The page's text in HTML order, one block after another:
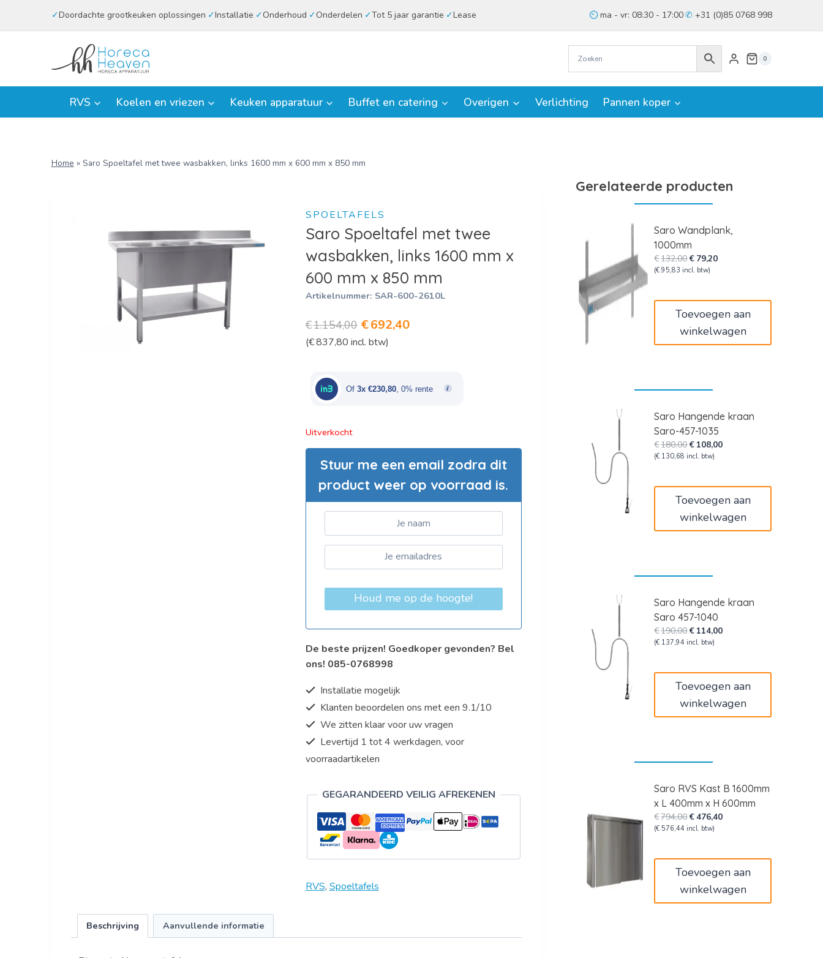
Doordachte grootkeuken oplossingen Installatie Onderhoud Onderdelen Tot 5 jaar garantie Lease ma - vr: 08:30 - 17:00 +31 (0)85 0768 998
0
RVS Koelen en vriezen Keuken apparatuur Buffet en catering Overigen Verlichting Pannen koper
Home » Saro Spoeltafel met twee wasbakken, links 1600 mm x 600 mm x 850 mm
SPOELTAFELS
Saro Spoeltafel met twee
wasbakken, links 1600 mm x
600 mm x 850 mm
Artikelnummer: SAR-600-2610L
€1.154,00 Oorspronkelijke
prijs
€1.154,00.
€692,40Huidige
€692,40.
(€837,80 incl. btw)
Of 3x €230,80, 0% rente
Uitverkocht
Stuur me een email zodra dit
product weer op voorraad is.
Houd me op de hoogte!
De beste prijzen! Goedkoper gevonden? Bel
ons! 085-0768998
Installatie mogelijk
Klanten beoordelen ons met een 9.1/10
We zitten klaar voor uw vragen
Levertijd 1 tot 4 werkdagen, voor
voorraadartikelen
GEGARANDEERD VEILIG AFREKENEN
RVS, Spoeltafels
Beschrijving Aanvullende informatie
Gerelateerde producten
Saro Wandplank,
1000mm
€132,00Oorspronkelijke
prijs
€ 79,20Huidige
(€ 95,83 incl. btw)
Toevoegen aan
winkelwagen
Saro Hangende kraan
Saro-457-1035
€180,00Oorspronkelijke
prijs
€ 108,00Huidige
(€ 130,68 incl. btw)
Toevoegen aan
winkelwagen
Saro Hangende kraan
Saro 457-1040
€190,00Oorspronkelijke
prijs
€ 114,00Huidige
(€ 137,94 incl. btw)
Toevoegen aan
winkelwagen
Saro RVS Kast B 1600mm
x L 400mm x H 600mm
€794,00Oorspronkelijke
prijs
€476,40Huidige
(€ 576,44 incl. btw)
Toevoegen aan
winkelwagen